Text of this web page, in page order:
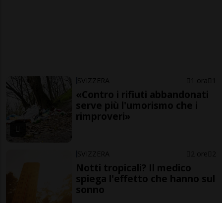
SVIZZERA 1 ora 1
«Contro i rifiuti abbandonati
serve più l'umorismo che i
rimproveri»
SVIZZERA 2 ore 2
Notti tropicali? Il medico
spiega l'effetto che hanno sul
sonno